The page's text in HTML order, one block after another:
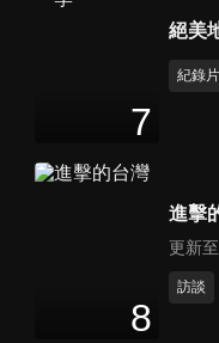
7
絕美
紀錄片
8
進擊
更新
訪談